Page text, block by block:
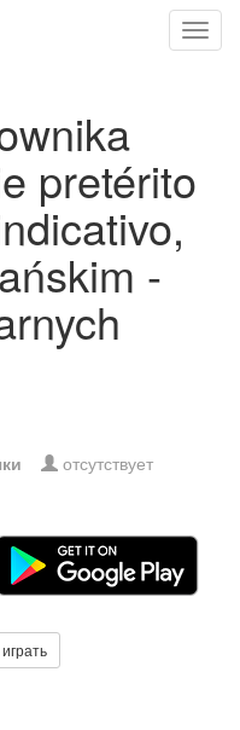
pretérito
-
отсутствует
играть